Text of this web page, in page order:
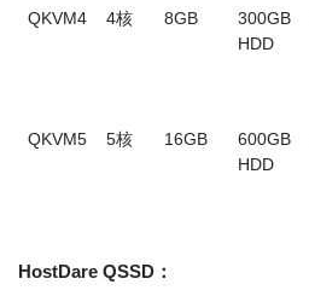
QKVM4 4核 8GB
300GB
HDD
QKVM5 5核 16GB
600GB
HDD
HostDare QSSD：